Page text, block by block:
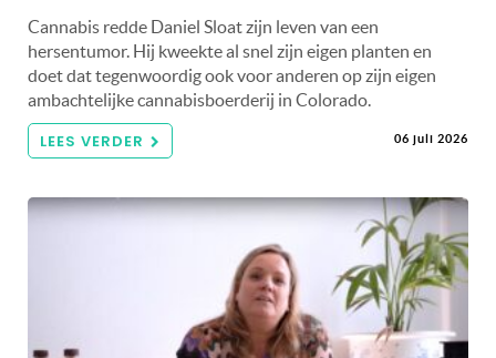
Cannabis redde Daniel Sloat zijn leven van een
hersentumor. Hij kweekte al snel zijn eigen planten en
doet dat tegenwoordig ook voor anderen op zijn eigen
ambachtelijke cannabisboerderij in Colorado.
LEES VERDER 06 juli 2026